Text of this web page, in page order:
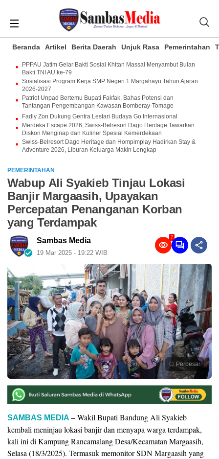
Beranda Artikel Berita Daerah Unjuk Rasa Pemerintahan
PPPAU Jatim Gelar Bakti Sosial Khitan Massal Menyambut Bulan
Bakti TNI AU ke-79
Sosialisasi Program Kerja SMP Negeri 1 Margahayu Tahun Ajaran
2026-2027
Patriot Unpad Bertemu Bupati Fakfak, Bahas Potensi dan
Tantangan Pengembangan Kawasan Bomberay-Tomage
Fadly Zon Dukung Gentra Lestari Budaya Go Internasional
Merdeka Escape 2026, Swiss-Belresort Dago Heritage Tawarkan
Diskon Menginap dan Kuliner Spesial Kemerdekaan
Swiss-Belresort Dago Heritage dan Hompimplay Hadirkan Stay &
Adventure 2026, Liburan Keluarga Makin Lengkap
PEMERINTAHAN
Wabup Ali Syakieb Tinjau Lokasi
Banjir Margaasih, Upayakan
Percepatan Penanganan Korban
yang Terdampak
Sambas Media
19 Mar 2025 - 19:22 WIB
7
Perbesar
SAMBAS MEDIA – Wakil Bupati Bandung Ali Syakieb
kembali meninjau lokasi banjir dan menyapa warga terdampak,
kali ini di Kampung Rancamalang Desa/Kecamatan Margaasih,
Selasa (18/3/2025). Termasuk memonitor SDN Margaasih yang